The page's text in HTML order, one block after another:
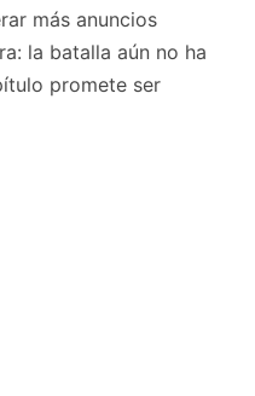
más anuncios
la batalla aún no ha
promete ser